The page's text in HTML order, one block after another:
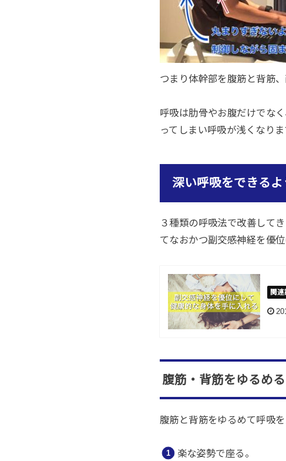
つまり体幹部を腹筋と背筋
呼吸は肋骨やお腹だけでな
ってしまい呼吸が浅くなりま
深い呼吸をできるよ
３種類の呼吸法で改善して
てなおかつ副交感神経を優
腹筋・背筋をゆるめ
腹筋と背筋をゆるめて呼吸を
楽な姿勢で座る。